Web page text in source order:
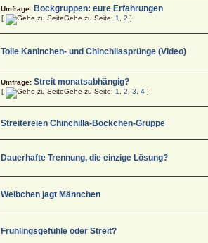
Umfrage: Bockgruppen: eure Erfahrungen
[ Gehe zu Seite: 1 ,2 ]
Tolle Kaninchen- und Chinchllasprünge (Video)
Umfrage:Streit monatsabhängig?
[ Gehe zu Seite: 1 ,2 ,3 ,4 ]
Streitereien Chinchilla-Böckchen-Gruppe
Dauerhafte Trennung, die einzige Lösung?
Weibchen jagt Männchen
Frühlingsgefühle oder Streit?